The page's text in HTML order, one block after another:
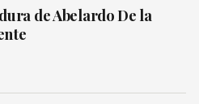
de Abelardo De la